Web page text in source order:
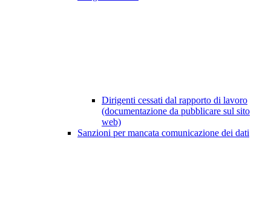
Dirigenti cessati dal rapporto di lavoro
(documentazione da pubblicare sul sito
web)
Sanzioni per mancata comunicazione dei dati